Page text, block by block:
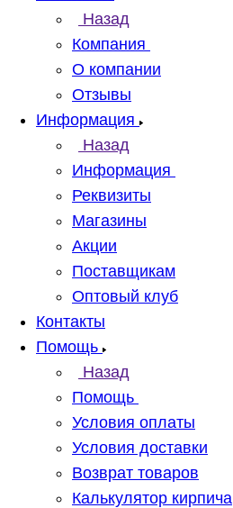
Назад
Компания
О компании
Отзывы
Информация
Назад
Информация
Реквизиты
Магазины
Акции
Поставщикам
Оптовый клуб
Контакты
Помощь
Назад
Помощь
Условия оплаты
Условия доставки
Возврат товаров
Калькулятор кирпича